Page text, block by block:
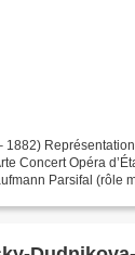
1882)
Concert Opéra
Parsifal (rôle